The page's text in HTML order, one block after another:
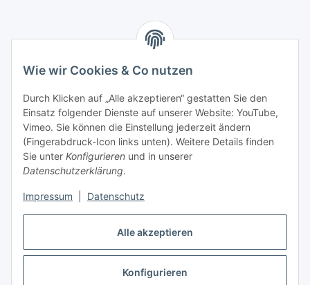
Alle akzeptieren
Konfigurieren
Wie wir Cookies & Co nutzen
Durch Klicken auf „Alle akzeptieren“ gestatten Sie den
Einsatz folgender Dienste auf unserer Website: YouTube,
Vimeo. Sie können die Einstellung jederzeit ändern
(Fingerabdruck-Icon links unten). Weitere Details finden
Sie unter Konfigurieren und in unserer
Datenschutzerklärung.
Impressum Datenschutz
Informationen
Zahlungsarten